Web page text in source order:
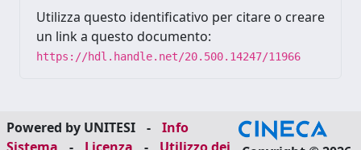
Utilizza questo identificativo per citare o creare
un link a questo documento:
https://hdl.handle.net/20.500.14247/11966
Powered by UNITESI -
Info